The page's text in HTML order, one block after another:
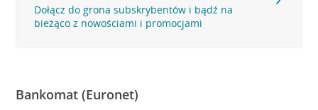
Dołącz do grona subskrybentów i bądź na
bieżąco z nowościami i promocjami
Bankomat (Euronet)